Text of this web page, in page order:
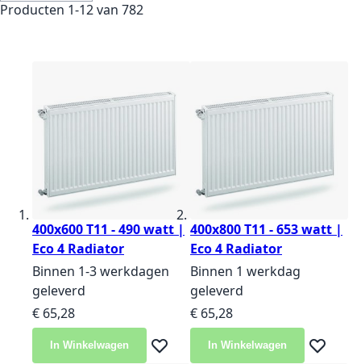
Producten 1-12van 782
400x600 T11 - 490 watt |
Eco 4 Radiator
Binnen 1-3 werkdagen
geleverd
€ 65,28
In Winkelwagen Voeg toe aan verlanglijst
400x800 T11 - 653 watt |
Eco 4 Radiator
Binnen 1 werkdag
geleverd
€ 65,28
In Winkelwagen Voeg